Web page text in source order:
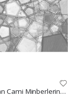
Mimar Sinan Cami Minberlerinde Beşgen Geometrik Desenler